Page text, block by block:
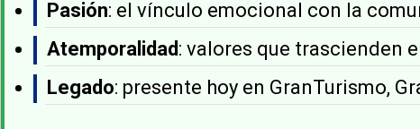
Pasión: el vínculo emocional con la
Atemporalidad : valores que trascienden
Legado: presente hoy en GranTurismo,